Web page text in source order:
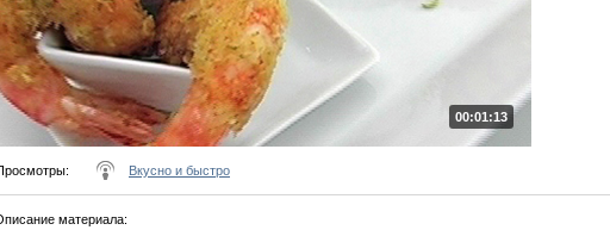
00:01:13
: Вкусно и быстро
материала: